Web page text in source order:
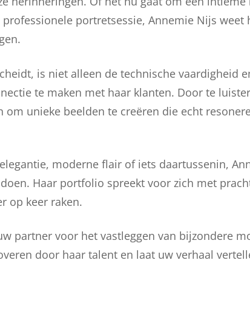
portretsessie, Annemie Nijs weet
is niet alleen de technische vaardigheid
te maken met haar klanten. Door te
om unieke beelden te creëren die echt
moderne flair of iets daartussenin,
Haar portfolio spreekt voor zich met
op keer raken.
partner voor het vastleggen van bijzondere
door haar talent en laat uw verhaal